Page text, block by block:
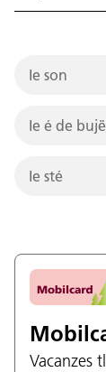
Ie son
adult ≥ 16 ani
Ie é de
de plu dis
plu de 30
la Euregio
Ie sté
tl Südtirol
te n stat dla
dedora dla UE
Vacanzes